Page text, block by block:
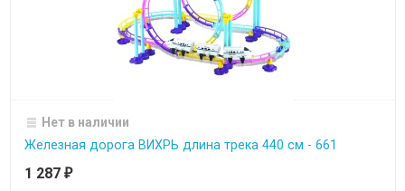
Нет в наличии
Железная дорога ВИХРЬ длина трека 440 см - 661
1 287 ₽